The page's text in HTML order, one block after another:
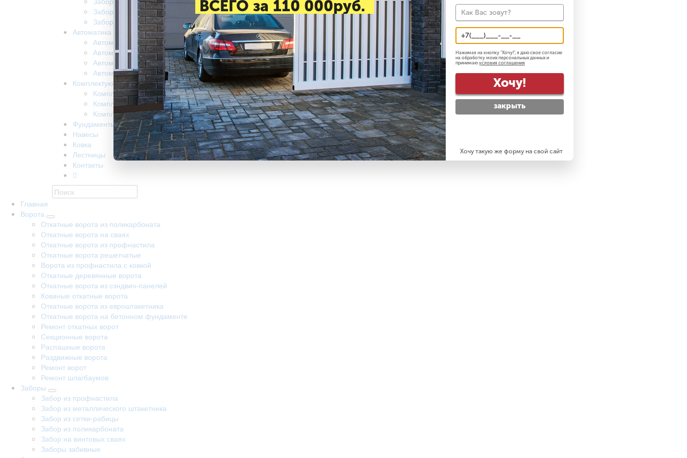
Забор на винтовых сваях
Заборы забивные
Автоматика
Автоматика для ворот came
Автоматика для откатных ворот nice
Автоматика Doorhan
Автоматика R-Tech
Комплектующие
Комплектующие КАВ
Комплектующие Alutech
Комплектующие Ролтэк
Фундаменты
Навесы
Ковка
Лестницы
Контакты
Главная
Ворота
Откатные ворота из поликарбоната
Откатные ворота на сваях
Откатные ворота из профнастила
Откатные ворота решетчатые
Ворота из профнастила с ковкой
Откатные деревянные ворота
Откатные ворота из сэндвич-панелей
Кованые откатные ворота
Откатные ворота из евроштакетника
Откатные ворота на бетонном фундаменте
Ремонт откатных ворот
Секционные ворота
Распашные ворота
Раздвижные ворота
Ремонт ворот
Ремонт шлагбаумов
Заборы
Забор из профнастила
Забор из металлического штакетника
Забор из сетки-рабицы
Забор из поликарбоната
Забор на винтовых сваях
Заборы забивные
ВСЕГО за 110 000руб.
Нажимая на кнопку "Хочу!", я даю свое согласие
на обработку моих персональных данных и
принимаю условия соглашения
Хочу!
закрыть
Хочу такую же форму на свой сайт